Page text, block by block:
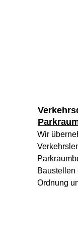
Wir
Baustellen
Ordnung